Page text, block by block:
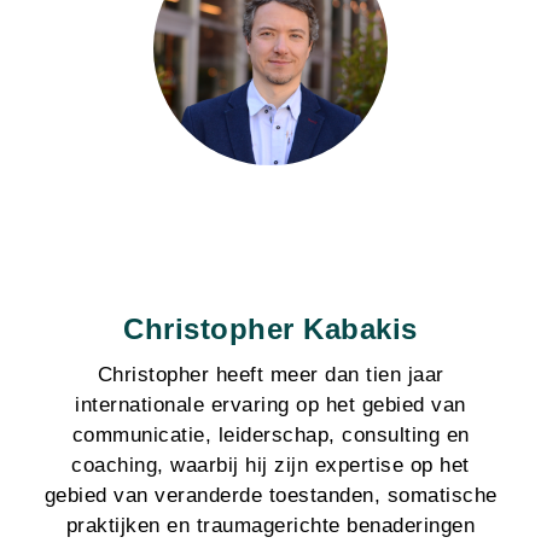
Christopher Kabakis
Christopher heeft meer dan tien jaar
internationale ervaring op het gebied van
communicatie, leiderschap, consulting en
coaching, waarbij hij zijn expertise op het
gebied van veranderde toestanden, somatische
praktijken en traumagerichte benaderingen